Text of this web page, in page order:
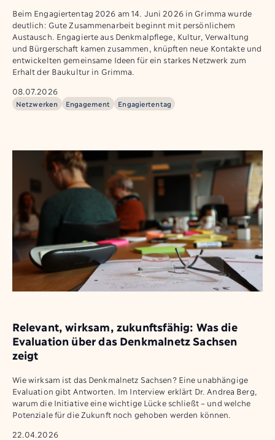
Beim Engagiertentag 2026 am 14. Juni 2026 in Grimma wurde
deutlich: Gute Zusammenarbeit beginnt mit persönlichem
Austausch. Engagierte aus Denkmalpflege, Kultur, Verwaltung
und Bürgerschaft kamen zusammen, knüpften neue Kontakte und
entwickelten gemeinsame Ideen für ein starkes Netzwerk zum
Erhalt der Baukultur in Grimma.
08.07.2026
Netzwerken Engagement Engagiertentag
Relevant, wirksam, zukunftsfähig: Was die
Evaluation über das Denkmalnetz Sachsen
zeigt
Wie wirksam ist das Denkmalnetz Sachsen? Eine unabhängige
Evaluation gibt Antworten. Im Interview erklärt Dr. Andrea Berg,
warum die Initiative eine wichtige Lücke schließt – und welche
Potenziale für die Zukunft noch gehoben werden können.
22.04.2026